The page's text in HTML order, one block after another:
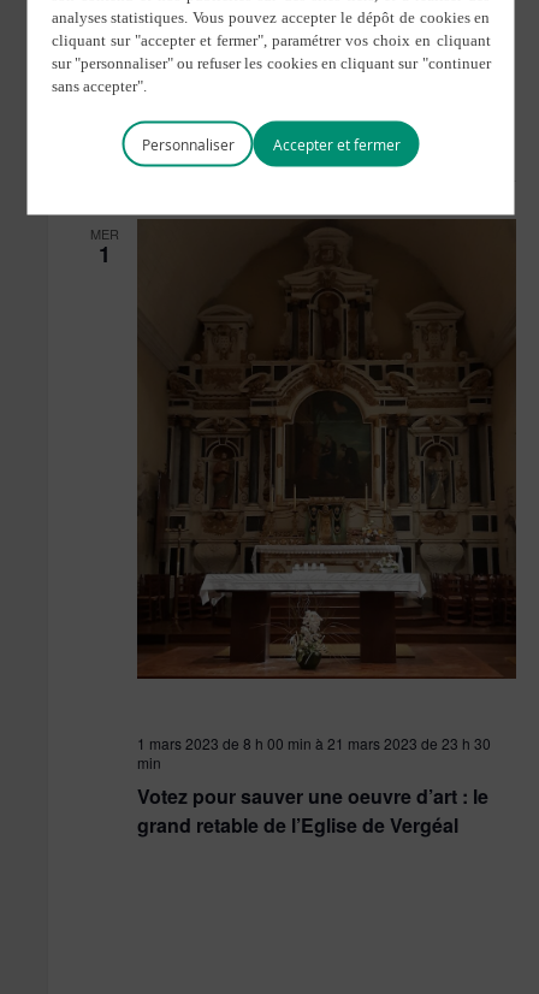
MER
1
Votez pour sauver une oeuvre d’art : le
grand retable de l’Eglise de Vergéal
1 mars 2023 de 8 h 00 min à 21 mars 2023 de 23 h 30
min
Personnaliser